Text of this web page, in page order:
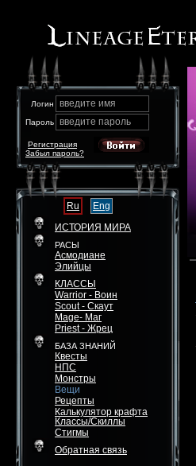
Логин введите имя
Пароль введите пароль
Забыл пароль?
Регистрация
Ru
Eng
ИСТОРИЯ МИРА
РАСЫ
Асмодиане
Элийцы
КЛАССЫ
Warrior - Воин
Scout - Скаут
Mage- Маг
Priest - Жрец
БАЗА ЗНАНИЙ
Квесты
НПС
Монстры
Вещи
Рецепты
Калькулятор крафта
Классы/Скиллы
Стигмы
Обратная связь